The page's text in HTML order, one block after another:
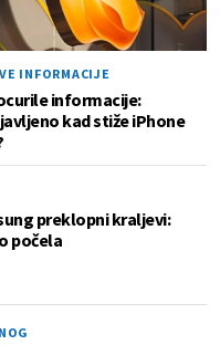
INFORMACIJE
informacije:
kad stiže iPhone
preklopni kraljevi:
počela